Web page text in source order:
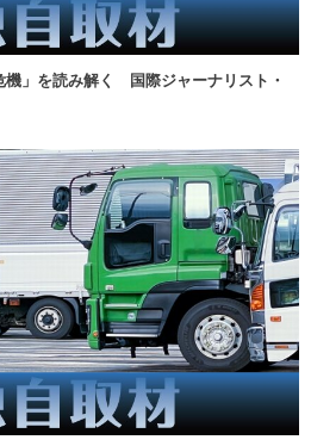
機」を読み解く 国際ジャーナリスト・